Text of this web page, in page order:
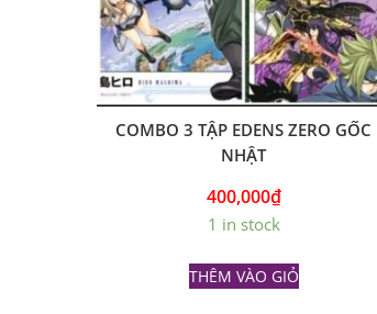
COMBO 3 TẬP EDENS ZERO GỐC
NHẬT
400,000₫
1 in stock
THÊM VÀO GIỎ